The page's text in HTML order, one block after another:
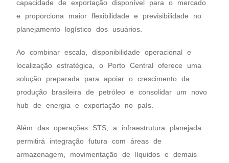
capacidade de exportação disponível para o mercado
e proporciona maior flexibilidade e previsibilidade no
planejamento logístico dos usuários.
Ao combinar escala, disponibilidade operacional e
localização estratégica, o Porto Central oferece uma
solução preparada para apoiar o crescimento da
produção brasileira de petróleo e consolidar um novo
hub de energia e exportação no país.
Além das operações STS, a infraestrutura planejada
permitirá integração futura com áreas de
armazenagem, movimentação de líquidos e demais